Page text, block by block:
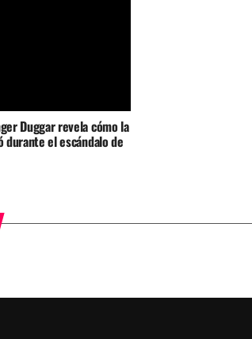
Duggar revela cómo la
durante el escándalo de